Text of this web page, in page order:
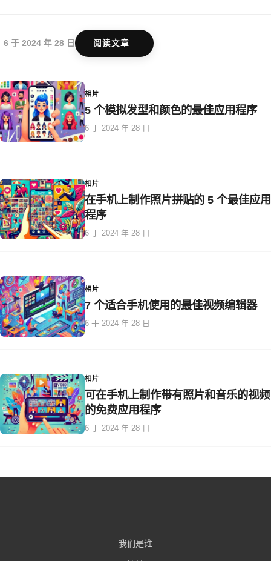
6 于 2024 年 28 日 阅读文章
相片
5 个模拟发型和颜色的最佳应用程序
6 于 2024 年 28 日
相片
在手机上制作照片拼贴的 5 个最佳应用
程序
6 于 2024 年 28 日
相片
7 个适合手机使用的最佳视频编辑器
6 于 2024 年 28 日
相片
可在手机上制作带有照片和音乐的视频
的免费应用程序
6 于 2024 年 28 日
我们是谁